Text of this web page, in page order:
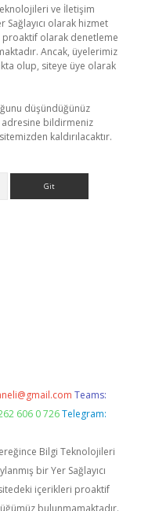
ve İletişim
Sağlayıcı olarak hizmet
olarak denetleme
Ancak, üyelerimiz
olup, siteye üye olarak
düşündüğünüz
adresine bildirmeniz
kaldırılacaktır.
Teams:
606 0 726 Telegram:
Bilgi Teknolojileri
bir Yer Sağlayıcı
içerikleri proaktif
bulunmamaktadır.